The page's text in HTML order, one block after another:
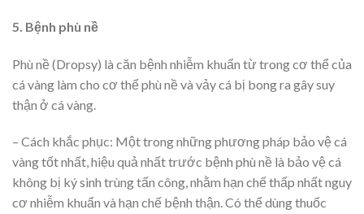
5. Bệnh phù nề
Phù nề (Dropsy) là căn bệnh nhiễm khuẩn từ trong cơ thể của
cá vàng làm cho cơ thể phù nề và vảy cá bị bong ra gây suy
thận ở cá vàng.
– Cách khắc phục: Một trong những phương pháp bảo vệ cá
vàng tốt nhất, hiệu quả nhất trước bệnh phù nề là bảo vệ cá
không bị ký sinh trùng tấn công, nhằm hạn chế thấp nhất nguy
cơ nhiễm khuẩn và hạn chế bệnh thận. Có thể dùng thuốc